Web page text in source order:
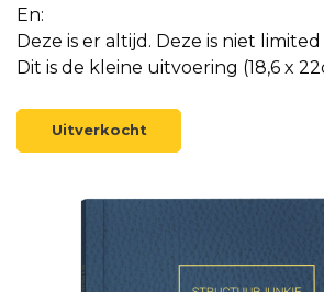
En:
Deze is er altijd. Deze is niet
Dit is de kleine uitvoering (18,6 x
Uitverkocht